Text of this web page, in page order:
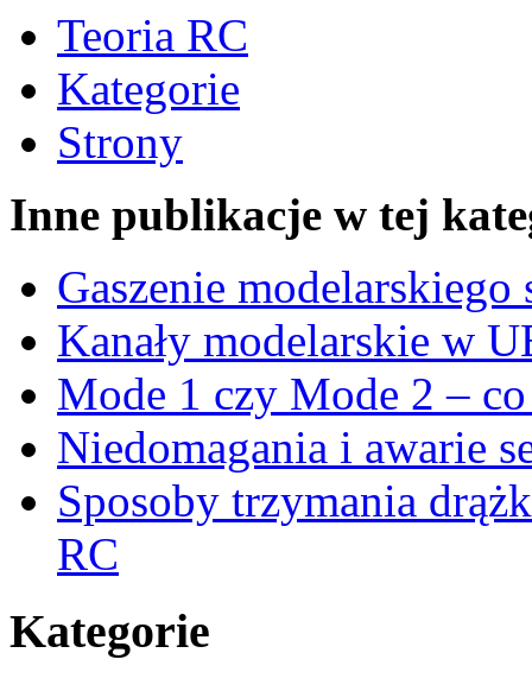
Teoria RC
Kategorie
Strony
Inne publikacje w tej
Gaszenie
Kanały modelarskie w
Mode 1 czy Mode 2 –
Niedomagania i awarie
Sposoby trzymania
RC
Kategorie